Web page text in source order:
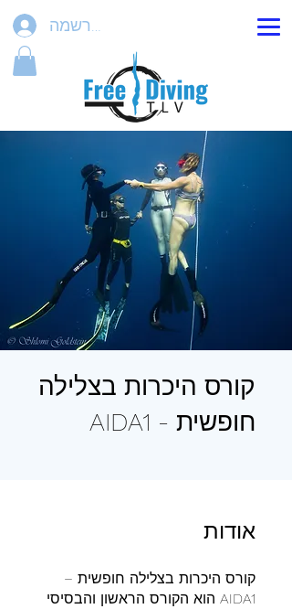
הרשמה
קורס היכרות בצלילה
חופשית - AIDA1
אודות
קורס היכרות בצלילה חופשית –
AIDA1 הוא הקורס הראשון והבסיסי